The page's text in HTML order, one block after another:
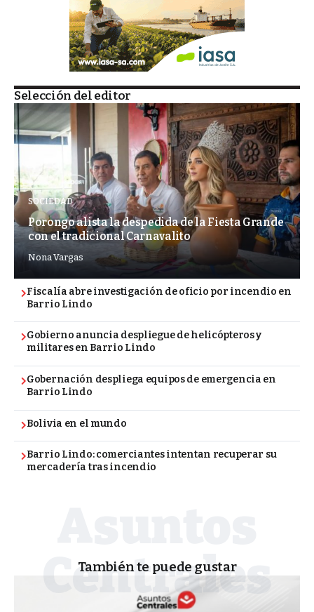
Selección del editor
SOCIEDAD
Porongo alista la despedida de la Fiesta Grande
con el tradicional Carnavalito
Nona Vargas
Fiscalía abre investigación de oficio por incendio en
Barrio Lindo
Gobierno anuncia despliegue de helicópteros y
militares en Barrio Lindo
Gobernación despliega equipos de emergencia en
Barrio Lindo
Bolivia en el mundo
Barrio Lindo: comerciantes intentan recuperar su
mercadería tras incendio
También te puede gustar